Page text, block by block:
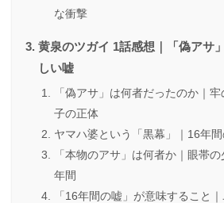
な衝撃
黄泉のツガイ 1話感想｜「偽アサ
しい嘘
「偽アサ」は何者だったのか｜
子の正体
ヤマハ婆という「黒幕」｜16年
「本物のアサ」は何者か｜眼帯
年間
「16年間の嘘」が意味すること